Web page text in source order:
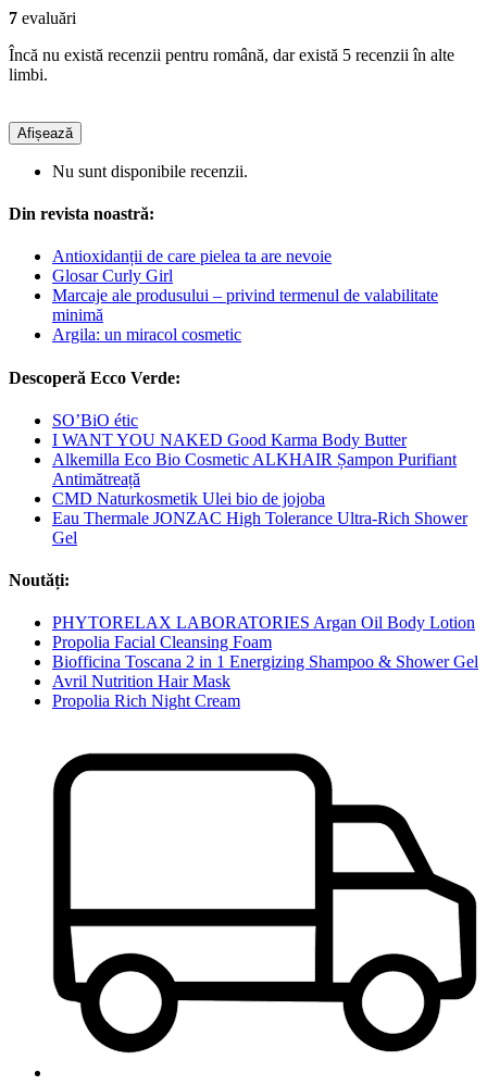
7 evaluări
Încă nu există recenzii pentru română, dar există 5 recenzii în alte
limbi.
Afișează
Nu sunt disponibile recenzii.
Din revista noastră:
Antioxidanții de care pielea ta are nevoie
Glosar Curly Girl
Marcaje ale produsului – privind termenul de valabilitate
minimă
Argila: un miracol cosmetic
Descoperă Ecco Verde:
SO’BiO étic
I WANT YOU NAKED Good Karma Body Butter
Alkemilla Eco Bio Cosmetic ALKHAIR Șampon Purifiant
Antimătreață
CMD Naturkosmetik Ulei bio de jojoba
Eau Thermale JONZAC High Tolerance Ultra-Rich Shower
Gel
Noutăți:
PHYTORELAX LABORATORIES Argan Oil Body Lotion
Propolia Facial Cleansing Foam
Biofficina Toscana 2 in 1 Energizing Shampoo & Shower Gel
Avril Nutrition Hair Mask
Propolia Rich Night Cream